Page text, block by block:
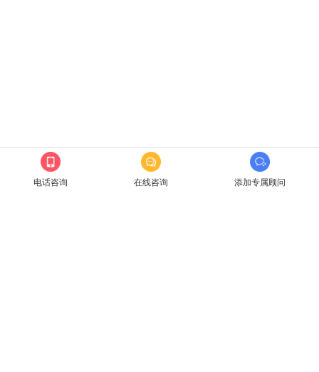
为上千家企业级客户提供服务
电话咨询 在线咨询 添加专属顾问